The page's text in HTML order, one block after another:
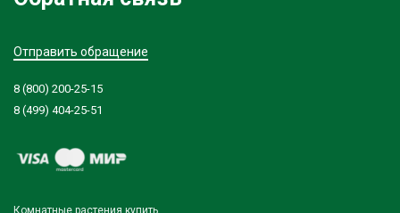
Отправить обращение
8 (800) 200-25-15
8 (499) 404-25-51